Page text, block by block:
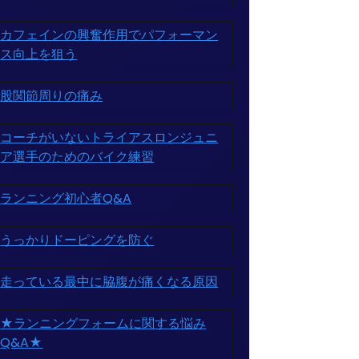
カフェインの興奮作用でパフォーマン
ス向上を狙う
股関節周りの痛み
コーチがいないトライアスロンジュニ
ア選手のためのバイク練習
ランニング初心者Q&A
うっかりドーピングを防ぐ
走っている最中に脇腹が痛くなる原因
★ランニングフォームに関する悩み
Q&A★